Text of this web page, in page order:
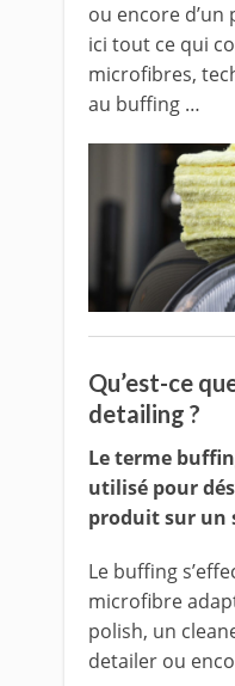
ou encore
ici tout ce qui
microfibres,
au buffing …
Qu’est-ce
detailing ?
Le terme
utilisé pour
produit sur un
Le buffing
microfibre
polish, un
detailer ou